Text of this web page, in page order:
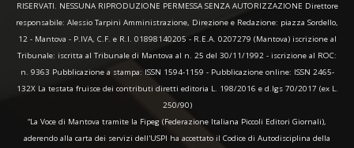
RISERVATI. NESSUNA RIPRODUZIONE PERMESSA SENZA AUTORIZZAZIONE Direttore
responsabile: Alessio Tarpini Amministrazione, Direzione e Redazione: piazza Sordello,
12 - Mantova - P.IVA, C.F. e R.I. 01898140205 - R.E.A. 0207279 (Mantova) iscrizione al
Tribunale: iscritta al Tribunale di Mantova al n. 25 del 30/11/1992 - iscrizione al ROC:
n. 9363 Pubblicazione a stampa: ISSN 1594-1159 - Pubblicazione online: ISSN 2465-
132X La testata fruisce dei contributi diretti editoria L. 198/2016 e d.lgs 70/2017 (ex L.
250/90)
“La Voce di Mantova tramite la Fipeg (Federazione Italiana Piccoli Editori Giornali),
aderendo alla carta dei servizi dell'USPI ha accettato il Codice di Autodisciplina della